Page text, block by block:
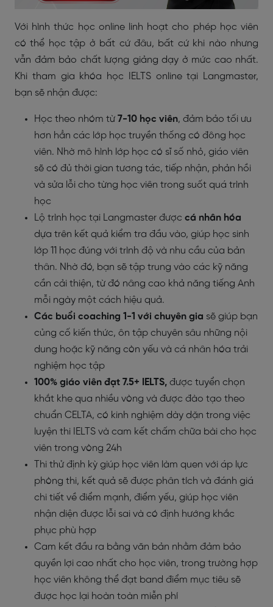
Với hình thức học online linh hoạt cho phép học viên
có thể học tập ở bất cứ đâu, bất cứ khi nào nhưng
vẫn đảm bảo chất lượng giảng dạy ở mức cao nhất.
Khi tham gia khóa học IELTS online tại Langmaster,
bạn sẽ nhận được:
Học theo nhóm từ 7-10 học viên, đảm bảo tối ưu
hơn hẳn các lớp học truyền thống có đông học
viên. Nhờ mô hình lớp học có sĩ số nhỏ, giáo viên
sẽ có đủ thời gian tương tác, tiếp nhận, phản hồi
và sửa lỗi cho từng học viên trong suốt quá trình
học
Lộ trình học tại Langmaster được cá nhân hóa
dựa trên kết quả kiểm tra đầu vào, giúp học sinh
lớp 11 học đúng với trình độ và nhu cầu của bản
thân. Nhờ đó, bạn sẽ tập trung vào các kỹ năng
cần cải thiện, từ đó nâng cao khả năng tiếng Anh
mỗi ngày một cách hiệu quả.
Các buổi coaching 1-1 với chuyên gia sẽ giúp bạn
củng cố kiến thức, ôn tập chuyên sâu những nội
dung hoặc kỹ năng còn yếu và cá nhân hóa trải
nghiệm học tập
100% giáo viên đạt 7.5+ IELTS, được tuyển chọn
khắt khe qua nhiều vòng và được đào tạo theo
chuẩn CELTA, có kinh nghiệm dày dặn trong việc
luyện thi IELTS và cam kết chấm chữa bài cho học
viên trong vòng 24h
Thi thử định kỳ giúp học viên làm quen với áp lực
phòng thi, kết quả sẽ được phân tích và đánh giá
chi tiết về điểm mạnh, điểm yếu, giúp học viên
nhận diện được lỗi sai và có định hướng khắc
phục phù hợp
Cam kết đầu ra bằng văn bản nhằm đảm bảo
quyền lợi cao nhất cho học viên, trong trường hợp
học viên không thể đạt band điểm mục tiêu sẽ
được học lại hoàn toàn miễn phí